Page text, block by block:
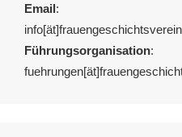
Email:
Führungsorganisation: